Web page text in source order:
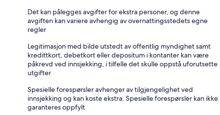
Det kan pålegges avgifter for ekstra personer, og denne
avgiften kan variere avhengig av overnattingsstedets egne
regler
Legitimasjon med bilde utstedt av offentlig myndighet samt
kredittkort, debetkort eller depositum i kontanter kan være
påkrevd ved innsjekking, i tilfelle det skulle oppstå uforutsette
utgifter
Spesielle forespørsler avhenger av tilgjengelighet ved
innsjekking og kan koste ekstra. Spesielle forespørsler kan ikke
garanteres oppfylt